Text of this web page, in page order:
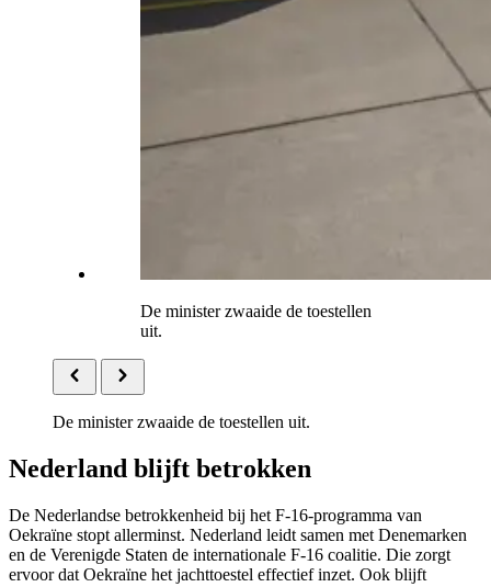
De minister zwaaide de toestellen
uit.
De minister zwaaide de toestellen uit.
Nederland blijft betrokken
De Nederlandse betrokkenheid bij het F-16-programma van
Oekraïne stopt allerminst. Nederland leidt samen met Denemarken
en de Verenigde Staten de internationale F-16 coalitie. Die zorgt
ervoor dat Oekraïne het jachttoestel effectief inzet. Ook blijft